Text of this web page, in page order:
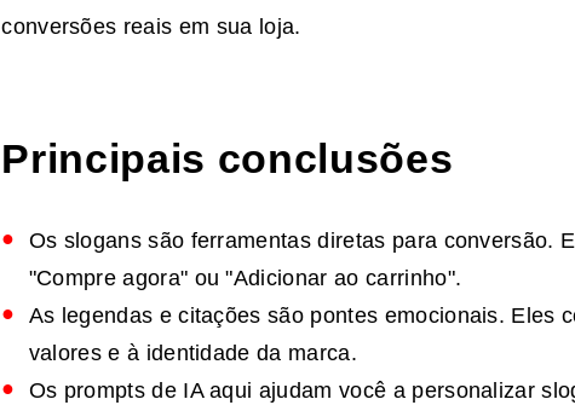
conversões reais em sua loja.
Principais conclusões
Os slogans são ferramentas diretas para conversão.
"Compre agora" ou "Adicionar ao carrinho".
As legendas e citações são pontes emocionais. Eles
valores e à identidade da marca.
Os prompts de IA aqui ajudam você a personalizar